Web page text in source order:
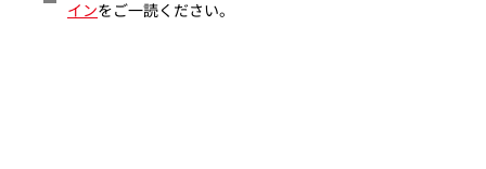
インをご一読ください。